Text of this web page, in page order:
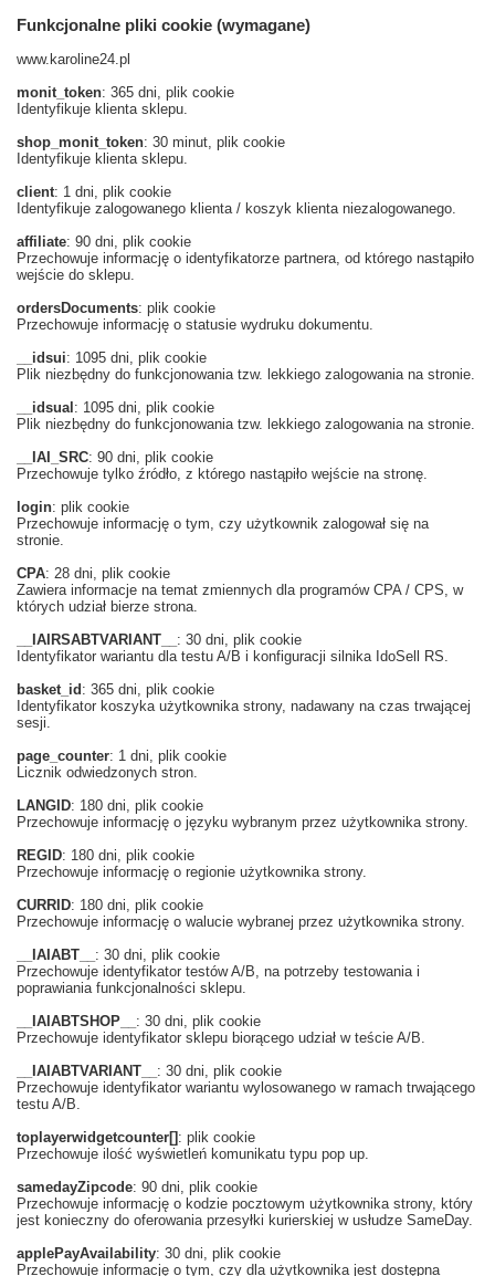
Funkcjonalne pliki cookie (wymagane)
www.karoline24.pl
monit_token: 365 dni, plik cookie
Identyfikuje klienta sklepu.
shop_monit_token: 30 minut, plik cookie
Identyfikuje klienta sklepu.
client: 1 dni, plik cookie
Identyfikuje zalogowanego klienta / koszyk klienta niezalogowanego.
affiliate: 90 dni, plik cookie
Przechowuje informację o identyfikatorze partnera, od którego nastąpiło
wejście do sklepu.
ordersDocuments: plik cookie
Przechowuje informację o statusie wydruku dokumentu.
__idsui: 1095 dni, plik cookie
Plik niezbędny do funkcjonowania tzw. lekkiego zalogowania na stronie.
__idsual : 1095 dni, plik cookie
Plik niezbędny do funkcjonowania tzw. lekkiego zalogowania na stronie.
__IAI_SRC: 90 dni, plik cookie
Przechowuje tylko źródło, z którego nastąpiło wejście na stronę.
login: plik cookie
Przechowuje informację o tym, czy użytkownik zalogował się na
stronie.
CPA: 28 dni, plik cookie
Zawiera informacje na temat zmiennych dla programów CPA / CPS, w
których udział bierze strona.
__IAIRSABTVARIANT__ : 30 dni, plik cookie
Identyfikator wariantu dla testu A/B i konfiguracji silnika IdoSell RS.
basket_id : 365 dni, plik cookie
Identyfikator koszyka użytkownika strony, nadawany na czas trwającej
sesji.
page_counter: 1 dni, plik cookie
Licznik odwiedzonych stron.
LANGID: 180 dni, plik cookie
Przechowuje informację o języku wybranym przez użytkownika strony.
REGID: 180 dni, plik cookie
Przechowuje informację o regionie użytkownika strony.
CURRID: 180 dni, plik cookie
Przechowuje informację o walucie wybranej przez użytkownika strony.
__IAIABT__ : 30 dni, plik cookie
Przechowuje identyfikator testów A/B, na potrzeby testowania i
poprawiania funkcjonalności sklepu.
__IAIABTSHOP__ : 30 dni, plik cookie
Przechowuje identyfikator sklepu biorącego udział w teście A/B.
__IAIABTVARIANT__ : 30 dni, plik cookie
Przechowuje identyfikator wariantu wylosowanego w ramach trwającego
testu A/B.
toplayerwidgetcounter[] : plik cookie
Przechowuje ilość wyświetleń komunikatu typu pop up.
samedayZipcode: 90 dni, plik cookie
Przechowuje informację o kodzie pocztowym użytkownika strony, który
jest konieczny do oferowania przesyłki kurierskiej w usłudze SameDay.
applePayAvailability: 30 dni, plik cookie
Przechowuje informację o tym, czy dla użytkownika jest dostępna